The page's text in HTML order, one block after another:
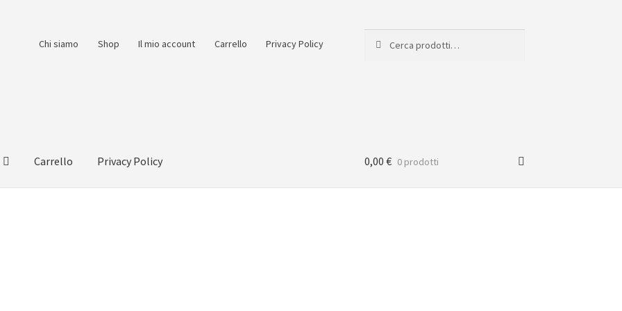
Chi siamo Shop Il mio account Carrello Privacy Policy
Carrello Privacy Policy 0,00 € 0 prodotti